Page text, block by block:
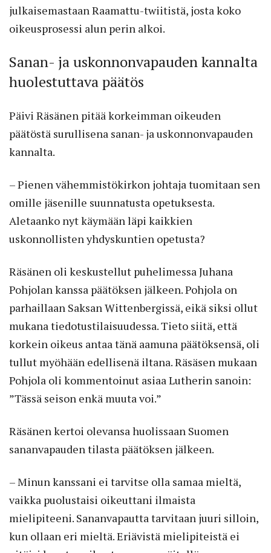
julkaisemastaan Raamattu-twiitistä, josta koko
oikeusprosessi alun perin alkoi.
Sanan- ja uskonnonvapauden kannalta
huolestuttava päätös
Päivi Räsänen pitää korkeimman oikeuden
päätöstä surullisena sanan- ja uskonnonvapauden
kannalta.
– Pienen vähemmistökirkon johtaja tuomitaan sen
omille jäsenille suunnatusta opetuksesta.
Aletaanko nyt käymään läpi kaikkien
uskonnollisten yhdyskuntien opetusta?
Räsänen oli keskustellut puhelimessa Juhana
Pohjolan kanssa päätöksen jälkeen. Pohjola on
parhaillaan Saksan Wittenbergissä, eikä siksi ollut
mukana tiedotustilaisuudessa. Tieto siitä, että
korkein oikeus antaa tänä aamuna päätöksensä, oli
tullut myöhään edellisenä iltana. Räsäsen mukaan
Pohjola oli kommentoinut asiaa Lutherin sanoin:
”Tässä seison enkä muuta voi.”
Räsänen kertoi olevansa huolissaan Suomen
sananvapauden tilasta päätöksen jälkeen.
– Minun kanssani ei tarvitse olla samaa mieltä,
vaikka puolustaisi oikeuttani ilmaista
mielipiteeni. Sananvapautta tarvitaan juuri silloin,
kun ollaan eri mieltä. Eriävistä mielipiteistä ei